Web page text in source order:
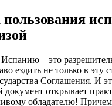
– это
ездить не только в эту
Соглашения. И
документ открывает
обладателю!